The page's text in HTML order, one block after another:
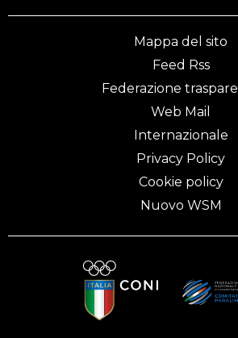
Mappa del sito
Feed Rss
Federazione
Web Mail
Internazionale
Privacy Policy
Cookie policy
Nuovo WSM